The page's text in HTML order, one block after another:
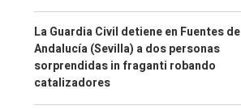
La Guardia Civil detiene en Fuentes de
Andalucía (Sevilla) a dos personas
sorprendidas in fraganti robando
catalizadores